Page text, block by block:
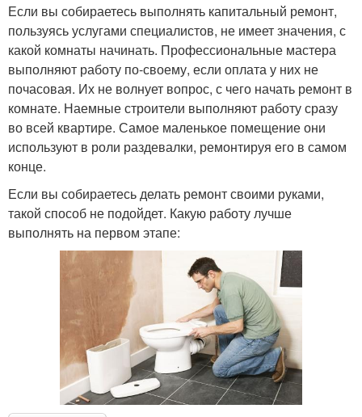
Если вы собираетесь выполнять капитальный ремонт,
пользуясь услугами специалистов, не имеет значения, с
какой комнаты начинать. Профессиональные мастера
выполняют работу по-своему, если оплата у них не
почасовая. Их не волнует вопрос, с чего начать ремонт в
комнате. Наемные строители выполняют работу сразу
во всей квартире. Самое маленькое помещение они
используют в роли раздевалки, ремонтируя его в самом
конце.
Если вы собираетесь делать ремонт своими руками,
такой способ не подойдет. Какую работу лучше
выполнять на первом этапе: